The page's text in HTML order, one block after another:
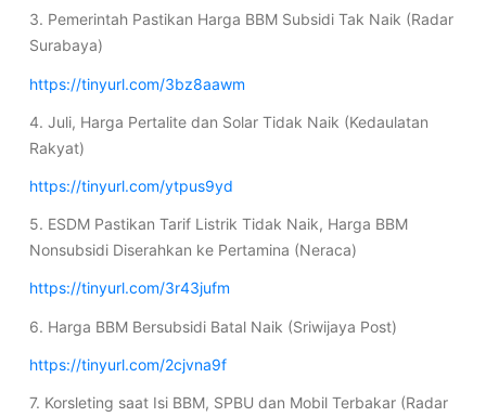
3. Pemerintah Pastikan Harga BBM Subsidi Tak Naik (Radar
Surabaya)
https://tinyurl.com/3bz8aawm
4. Juli, Harga Pertalite dan Solar Tidak Naik (Kedaulatan
Rakyat)
https://tinyurl.com/ytpus9yd
5. ESDM Pastikan Tarif Listrik Tidak Naik, Harga BBM
Nonsubsidi Diserahkan ke Pertamina (Neraca)
https://tinyurl.com/3r43jufm
6. Harga BBM Bersubsidi Batal Naik (Sriwijaya Post)
https://tinyurl.com/2cjvna9f
7. Korsleting saat Isi BBM, SPBU dan Mobil Terbakar (Radar